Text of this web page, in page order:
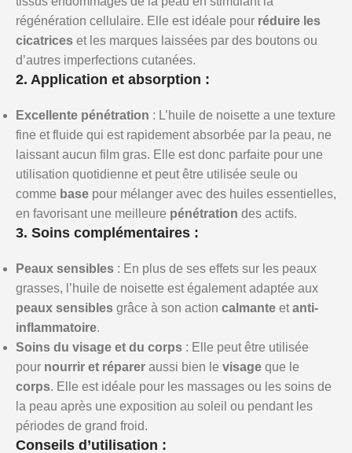
régénération cellulaire. Elle est idéale pour réduire les
cicatrices et les marques laissées par des boutons ou
d’autres imperfections cutanées.
2. Application et absorption :
Excellente pénétration : L’huile de noisette a une texture
fine et fluide qui est rapidement absorbée par la peau, ne
laissant aucun film gras. Elle est donc parfaite pour une
utilisation quotidienne et peut être utilisée seule ou
comme base pour mélanger avec des huiles essentielles,
en favorisant une meilleure pénétration des actifs.
3. Soins complémentaires :
Peaux sensibles : En plus de ses effets sur les peaux
grasses, l’huile de noisette est également adaptée aux
peaux sensibles grâce à son action calmante etanti-
inflammatoire.
Soins du visage et du corps : Elle peut être utilisée
pour nourrir et réparer aussi bien le visage que le
corps. Elle est idéale pour les massages ou les soins de
la peau après une exposition au soleil ou pendant les
périodes de grand froid.
Conseils d’utilisation :